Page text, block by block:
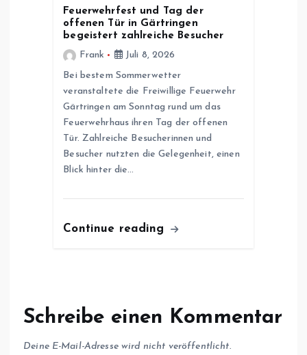
Feuerwehrfest und Tag der
offenen Tür in Gärtringen
begeistert zahlreiche Besucher
Frank
Juli 8, 2026
Bei bestem Sommerwetter
veranstaltete die Freiwillige Feuerwehr
Gärtringen am Sonntag rund um das
Feuerwehrhaus ihren Tag der offenen
Tür. Zahlreiche Besucherinnen und
Besucher nutzten die Gelegenheit, einen
Blick hinter die…
Continue reading
Schreibe einen Kommentar
Deine E-Mail-Adresse wird nicht veröffentlicht.